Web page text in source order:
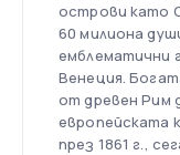
острови като
60 милиона
емблематични
Венеция.
от древен Рим
европейската
през 1861 г.,